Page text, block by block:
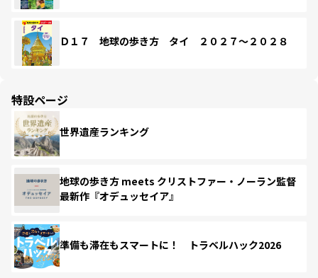
Ｄ１７ 地球の歩き方 タイ ２０２７～２０２８
特設ページ
世界遺産ランキング
地球の歩き方 meets クリストファー・ノーラン監督
最新作『オデュッセイア』
準備も滞在もスマートに！ トラベルハック2026